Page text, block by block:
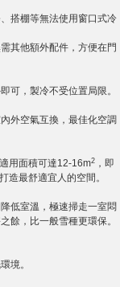
搭棚等無法使用窗口式冷
其他額外配件，方便在門
可，製冷不受位置局限。
外空氣互換，最佳化空調
用面積可達12-16m2 ，即
造最舒適宜人的空間。
低室溫，極速掃走一室悶
餘，比一般雪種更環保。
境。